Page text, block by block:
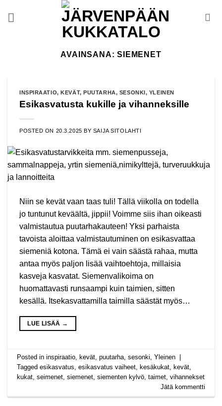
AVAINSANA:SIEMENET
INSPIRAATIO,KEVÄT,PUUTARHA, SESONKI, YLEINEN
Esikasvatusta kukille ja vihanneksille
POSTED ON 20.3.2025 BY SAIJA SITOLAHTI
Niin se kevät vaan taas tuli! Tällä viikolla on todella
jo tuntunut keväältä, jippii! Voimme siis ihan oikeasti
valmistautua puutarhakauteen! Yksi parhaista
tavoista aloittaa valmistautuminen on esikasvattaa
siemeniä kotona. Tämä ei vain säästä rahaa, mutta
antaa myös paljon lisää vaihtoehtoja, millaisia
kasveja kasvatat. Siemenvalikoima on
huomattavasti runsaampi kuin taimien, sitten
kesällä. Itsekasvattamilla taimilla säästät myös…
LUE LISÄÄ →
Posted ininspiraatio kevät ,puutarha ,sesonki ,Yleinen
Taggedesikasvatus ,esikasvatus vaiheet kesäkukat kevät
kukat ,seimenet ,siemenet ,siementen kylvö ,taimet ,vihannekset
Jätä kommentti